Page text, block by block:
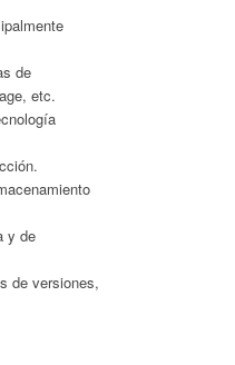
de
etc.
y de
de versiones,